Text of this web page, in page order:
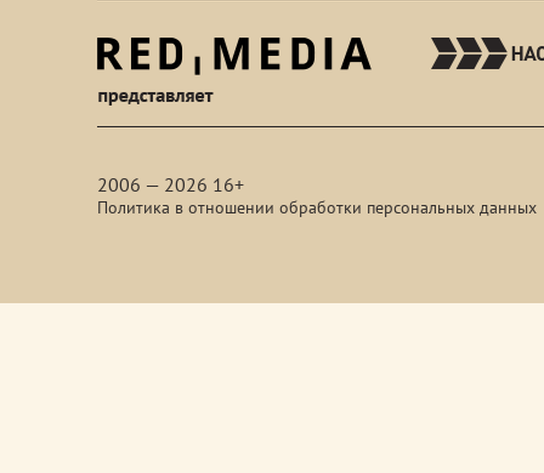
2006 — 2026 16+
Политика в отношении обработки персональных данных